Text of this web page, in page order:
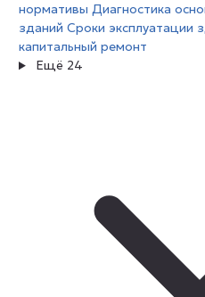
нормативы Диагностика
зданий Сроки эксплуатации
капитальный ремонт
Ещё 24